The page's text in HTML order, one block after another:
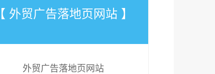
【 外贸广告落地页网站 】
外贸广告落地页网站